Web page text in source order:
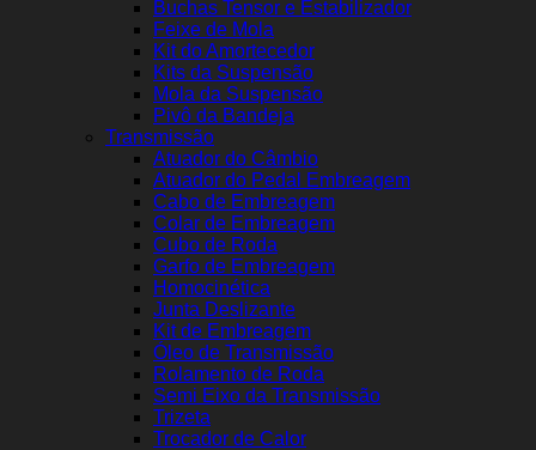
Buchas Tensor e Estabilizador
Feixe de Mola
Kit do Amortecedor
Kits da Suspensão
Mola da Suspensão
Pivô da Bandeja
Transmissão
Atuador do Câmbio
Atuador do Pedal Embreagem
Cabo de Embreagem
Colar de Embreagem
Cubo de Roda
Garfo de Embreagem
Homocinética
Junta Deslizante
Kit de Embreagem
Óleo de Transmissão
Rolamento de Roda
Semi Eixo da Transmissão
Trizeta
Trocador de Calor